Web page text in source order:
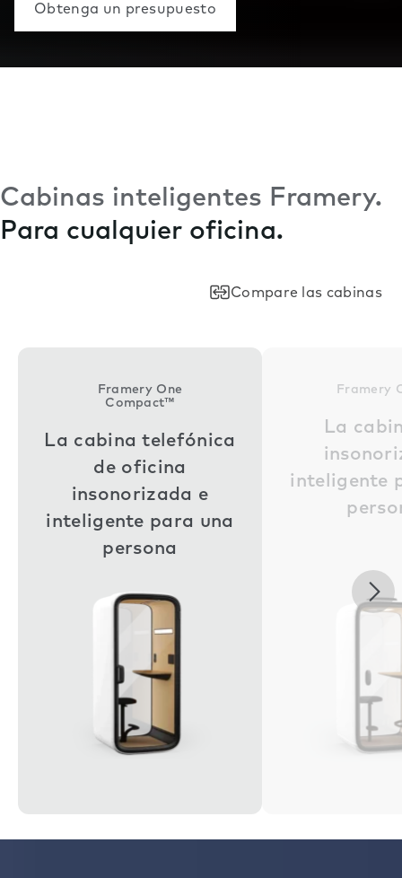
Obtenga un presupuesto
Cabinas inteligentes Framery.
Para cualquier oficina.
Compare las cabinas
Framery One
Compact™
La cabina telefónica
de oficina
insonorizada e
inteligente para una
persona
Framery
La
inteligente